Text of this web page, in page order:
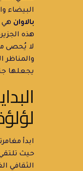
البيضاء
بالاوان هي
هذه
لا يُحصى
والمناظر
يجعلها
ابدأ
حيث
الثقافي